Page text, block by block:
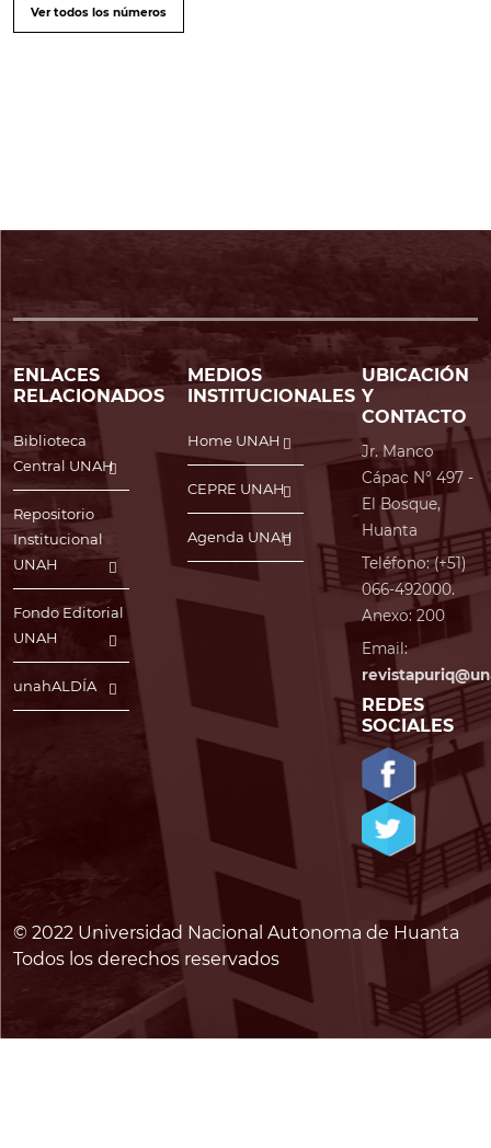
Ver todos los números
ENLACES
RELACIONADOS
Biblioteca
Central UNAH
Repositorio
Institucional
UNAH
Fondo Editorial
UNAH
unahALDÍA
MEDIOS
INSTITUCIONALES
Home UNAH
CEPRE UNAH
Agenda UNAH
UBICACIÓN
Y
CONTACTO
Jr. Manco
Cápac N° 497 -
El Bosque,
Huanta
Teléfono: (+51)
066-492000.
Anexo: 200
Email:
REDES
SOCIALES
© 2022 Universidad Nacional Autonoma de Huanta
Todos los derechos reservados